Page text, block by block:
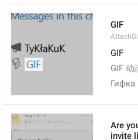
GIF
GIF
GIF 动
Гифка
Are
invite